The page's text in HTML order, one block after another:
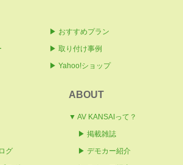
▶ おすすめプラン
▶ 取り付け事例
▶ Yahoo!ショップ
グ
ABOUT
▼ AV KANSAIって？
▶ 掲載雑誌
▶ デモカー紹介